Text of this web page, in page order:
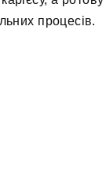
процесів.